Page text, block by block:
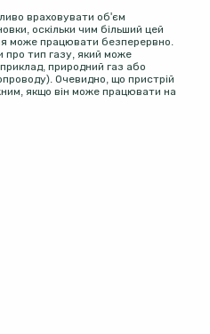
враховувати об'єм
оскільки чим більший цей
може працювати безперервно.
про тип газу, який може
природний газ або
Очевидно, що пристрій
якщо він може працювати на